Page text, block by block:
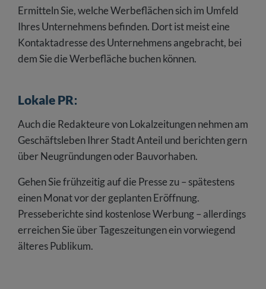
Ermitteln Sie, welche Werbeflächen sich im Umfeld
Ihres Unternehmens befinden. Dort ist meist eine
Kontaktadresse des Unternehmens angebracht, bei
dem Sie die Werbefläche buchen können.
Lokale PR:
Auch die Redakteure von Lokalzeitungen nehmen am
Geschäftsleben Ihrer Stadt Anteil und berichten gern
über Neugründungen oder Bauvorhaben.
Gehen Sie frühzeitig auf die Presse zu – spätestens
einen Monat vor der geplanten Eröffnung.
Presseberichte sind kostenlose Werbung – allerdings
erreichen Sie über Tageszeitungen ein vorwiegend
älteres Publikum.